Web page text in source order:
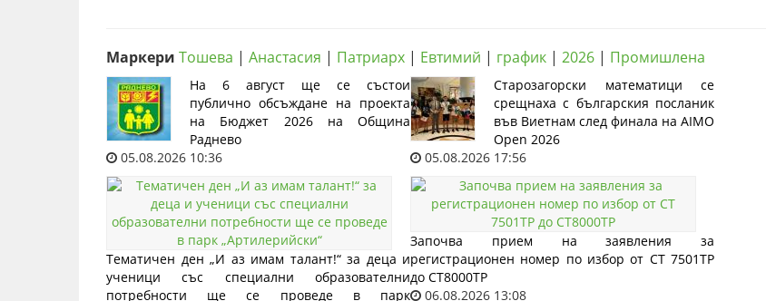
Маркери Тошева | Анастасия | Патриарх | Евтимий | график | 2026 | Промишлена
На 6 август ще се състои
публично обсъждане на проекта
на Бюджет 2026 на Община
Раднево
05.08.2026 10:36
Старозагорски математици се
срещнаха с българския посланик
във Виетнам след финала на AIMO
Open 2026
05.08.2026 17:56
Тематичен ден „И аз имам талант!“ за деца и
ученици със специални образователни
потребности ще се проведе в парк
Започва прием на заявления за
регистрационен номер по избор от СТ 7501ТР
до СТ8000ТР
06.08.2026 13:08